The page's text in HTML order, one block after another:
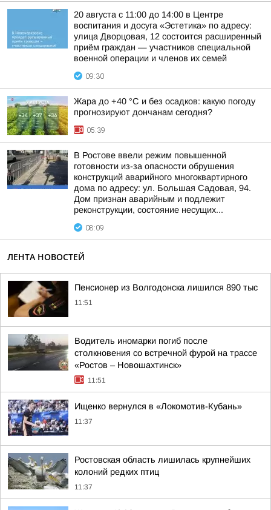
20 августа с 11:00 до 14:00 в Центре
воспитания и досуга «Эстетика» по адресу:
улица Дворцовая, 12 состоится расширенный
приём граждан — участников специальной
военной операции и членов их семей
09:30
Жара до +40 °С и без осадков: какую погоду
прогнозируют дончанам сегодня?
05:39
В Ростове ввели режим повышенной
готовности из-за опасности обрушения
конструкций аварийного многоквартирного
дома по адресу: ул. Большая Садовая, 94.
Дом признан аварийным и подлежит
реконструкции, состояние несущих...
08:09
ЛЕНТА НОВОСТЕЙ
Пенсионер из Волгодонска лишился 890 тыс
11:51
Водитель иномарки погиб после
столкновения со встречной фурой на трассе
«Ростов – Новошахтинск»
11:51
Ищенко вернулся в «Локомотив-Кубань»
11:37
Ростовская область лишилась крупнейших
колоний редких птиц
11:37